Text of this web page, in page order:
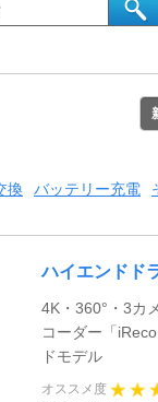
換 バッテリー充電
ハイエンドド
4K・360°・3カ
コーダー「
ドモデル
オススメ度